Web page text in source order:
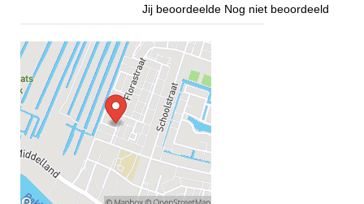
Jij beoordeelde Nog niet beoordeeld